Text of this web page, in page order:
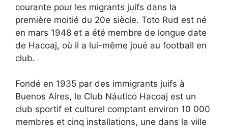
courante pour les migrants juifs dans la
première moitié du 20e siècle. Toto Rud est né
en mars 1948 et a été membre de longue date
de Hacoaj, où il a lui-même joué au football en
club.
Fondé en 1935 par des immigrants juifs à
Buenos Aires, le Club Náutico Hacoaj est un
club sportif et culturel comptant environ 10 000
membres et cinq installations, une dans la ville